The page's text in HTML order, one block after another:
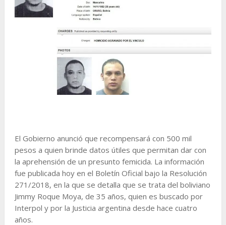
El Gobierno anunció que recompensará con 500 mil
pesos a quien brinde datos útiles que permitan dar con
la aprehensión de un presunto femicida. La información
fue publicada hoy en el Boletín Oficial bajo la Resolución
271/2018, en la que se detalla que se trata del boliviano
Jimmy Roque Moya, de 35 años, quien es buscado por
Interpol y por la Justicia argentina desde hace cuatro
años.